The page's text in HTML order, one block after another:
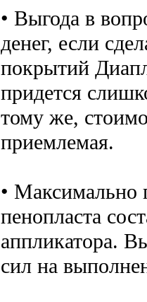
• Выгода в
денег, если
покрытий
придется
тому же,
приемлемая.
• Максимально
пенопласта
аппликатора.
сил на